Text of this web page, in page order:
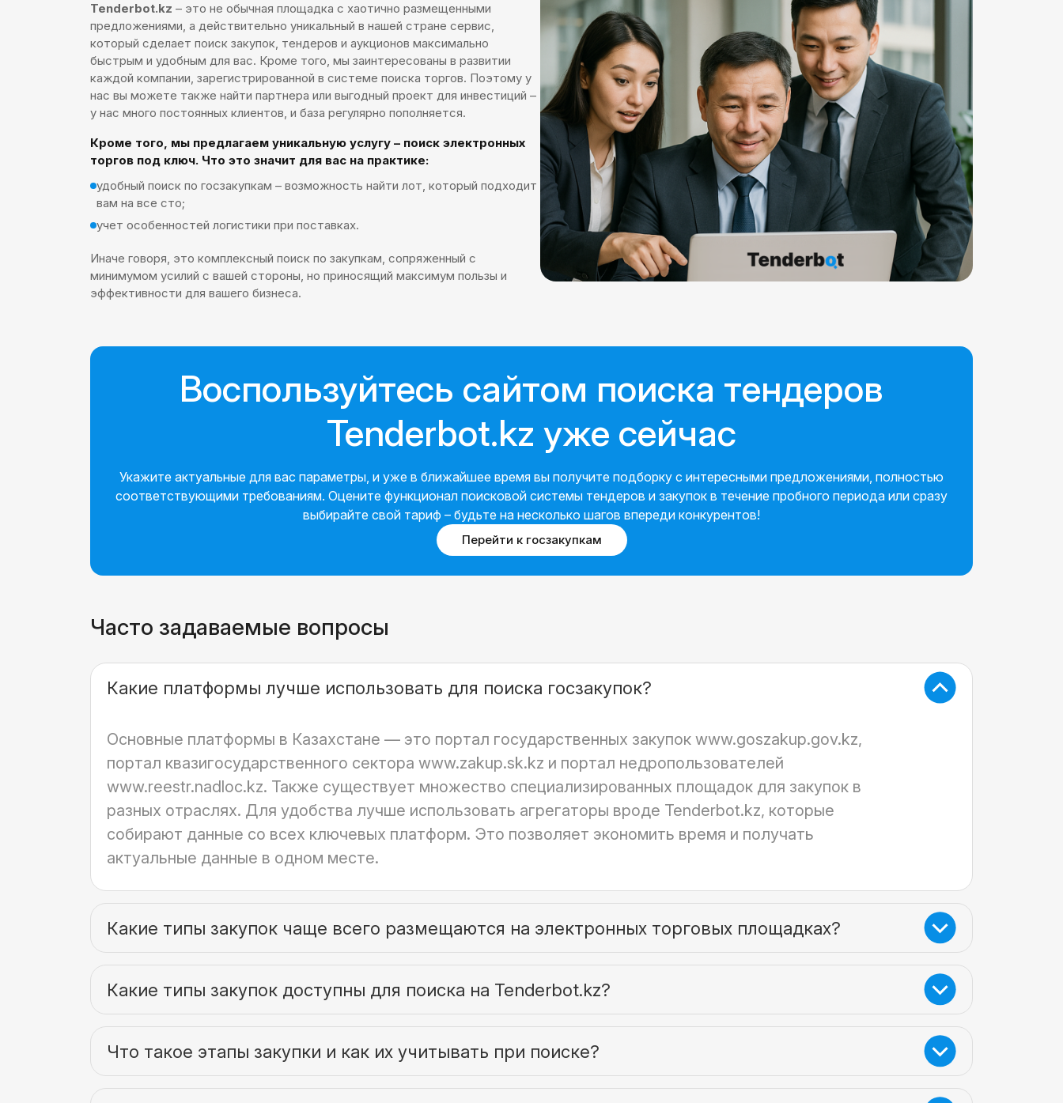
Tenderbot.kz – это не обычная площадка с хаотично размещенными
предложениями, а действительно уникальный в нашей стране сервис,
который сделает поиск закупок, тендеров и аукционов максимально
быстрым и удобным для вас. Кроме того, мы заинтересованы в развитии
каждой компании, зарегистрированной в системе поиска торгов. Поэтому у
нас вы можете также найти партнера или выгодный проект для инвестиций –
у нас много постоянных клиентов, и база регулярно пополняется.
Кроме того, мы предлагаем уникальную услугу – поиск электронных
торгов под ключ. Что это значит для вас на практике:
удобный поиск по госзакупкам – возможность найти лот, который подходит
вам на все сто;
учет особенностей логистики при поставках.
Иначе говоря, это комплексный поиск по закупкам, сопряженный с
минимумом усилий с вашей стороны, но приносящий максимум пользы и
эффективности для вашего бизнеса.
Воспользуйтесь сайтом поиска тендеров
Tenderbot.kz уже сейчас
Укажите актуальные для вас параметры, и уже в ближайшее время вы получите подборку с интересными предложениями, полностью
соответствующими требованиям. Оцените функционал поисковой системы тендеров и закупок в течение пробного периода или сразу
выбирайте свой тариф – будьте на несколько шагов впереди конкурентов!
Перейти к госзакупкам
Часто задаваемые вопросы
Какие платформы лучше использовать для поиска госзакупок?
Основные платформы в Казахстане — это портал государственных закупок www.goszakup.gov.kz,
портал квазигосударственного сектора www.zakup.sk.kz и портал недропользователей
www.reestr.nadloc.kz. Также существует множество специализированных площадок для закупок в
разных отраслях. Для удобства лучше использовать агрегаторы вроде Tenderbot.kz, которые
собирают данные со всех ключевых платформ. Это позволяет экономить время и получать
актуальные данные в одном месте.
Какие типы закупок чаще всего размещаются на электронных торговых площадках?
Какие типы закупок доступны для поиска на Tenderbot.kz?
Что такое этапы закупки и как их учитывать при поиске?